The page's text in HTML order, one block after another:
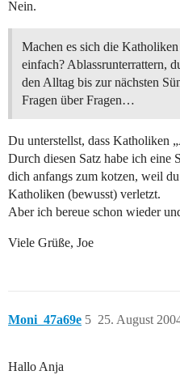
Nein.
Machen es sich die
einfach? Ablassrunterrattern,
den Alltag bis zur nächsten
Fragen über Fragen…
Du unterstellst, dass Katholiken
Durch diesen Satz habe ich eine
dich anfangs zum kotzen, weil
Katholiken (bewusst) verletzt.
Aber ich bereue schon wieder
Viele Grüße, Joe
Moni_47a69e 25. August
5
Hallo Anja